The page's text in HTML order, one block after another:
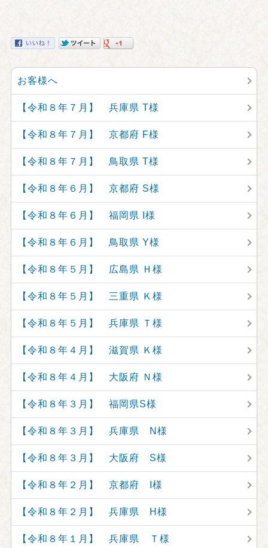
お客様へ
【令和８年７月】 兵庫県 T様
【令和８年７月】 京都府 F様
【令和８年７月】 鳥取県 T様
【令和８年６月】 京都府 S様
【令和８年６月】 福岡県 I様
【令和８年６月】 鳥取県 Y様
【令和８年５月】 広島県 Ｈ様
【令和８年５月】 三重県 Ｋ様
【令和８年５月】 兵庫県 Ｔ様
【令和８年４月】 滋賀県 Ｋ様
【令和８年４月】 大阪府 Ｎ様
【令和８年３月】 福岡県S様
【令和８年３月】 兵庫県 N様
【令和８年３月】 大阪府 S様
【令和８年２月】 京都府 I様
【令和８年２月】 兵庫県 H様
【令和８年１月】 兵庫県 Ｔ様